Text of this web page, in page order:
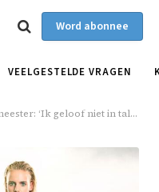
Word abonnee
VEELGESTELDE VRAGEN
‘Ik geloof niet in talent’